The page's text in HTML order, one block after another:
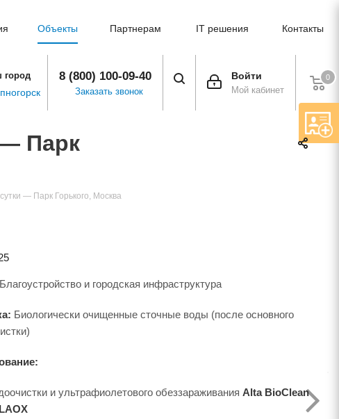
Объекты Партнерам IT решения Контакты
0
Войти
Мой кабинет
8 (800) 100-09-40
Заказать звонок
город
— Парк
— Парк Горького, Москва
Благоустройство и городская инфраструктура
Биологически очищенные сточные воды (после основного
и ультрафиолетового обеззараживания Alta BioClean